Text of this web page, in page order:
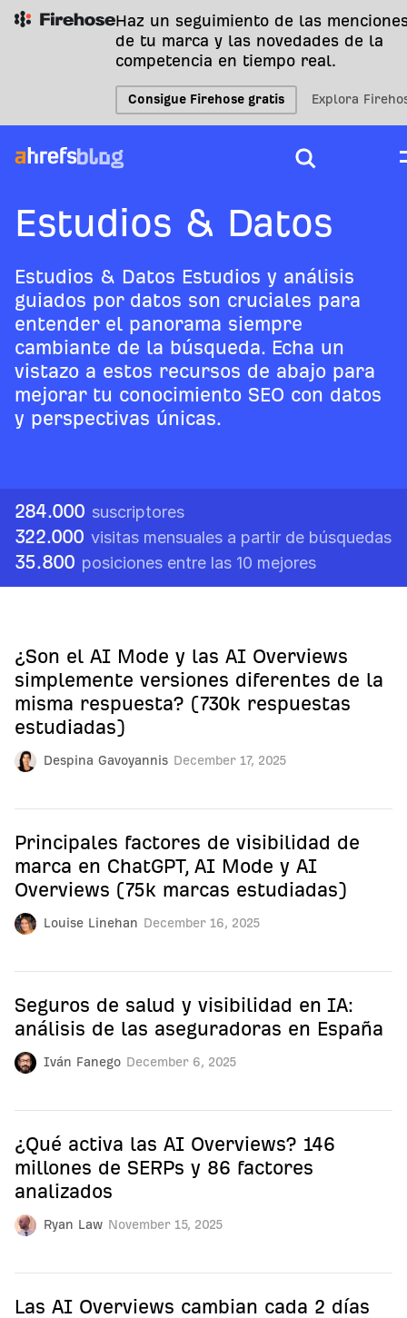
Haz un seguimiento de las
de tu marca y las novedades de la
competencia en tiempo real.
Consigue Firehose gratis Explora
Estudios & Datos
Estudios & Datos Estudios y análisis
guiados por datos son cruciales para
entender el panorama siempre
cambiante de la búsqueda. Echa un
vistazo a estos recursos de abajo para
mejorar tu conocimiento SEO con datos
y perspectivas únicas.
284.000 suscriptores
322.000 visitas mensuales a partir de búsquedas
35.800 posiciones entre las 10 mejores
Despina Gavoyannis December 17, 2025
¿Son el AI Mode y las AI Overviews
simplemente versiones diferentes de la
misma respuesta? (730k respuestas
estudiadas)
Louise Linehan December 16, 2025
Principales factores de visibilidad de
marca en ChatGPT, AI Mode y AI
Overviews (75k marcas estudiadas)
Iván Fanego December 6, 2025
Seguros de salud y visibilidad en IA:
análisis de las aseguradoras en España
Ryan Law November 15, 2025
¿Qué activa las AI Overviews? 146
millones de SERPs y 86 factores
analizados
Las AI Overviews cambian cada 2 días